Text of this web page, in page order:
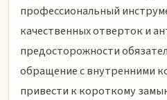
профессиональный
качественных отверток и
предосторожности
обращение с внутренними
привести к короткому